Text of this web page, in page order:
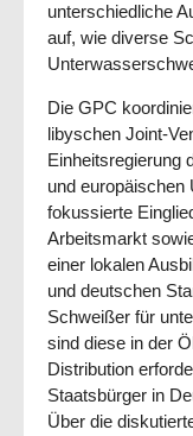
unterschiedliche
auf, wie diverse
Die GPC
libyschen Joint-
Einheitsregierung
und europäischen
fokussierte
Arbeitsmarkt
einer lokalen
und deutschen
Schweißer für
sind diese in der
Distribution
Staatsbürger in
Über die